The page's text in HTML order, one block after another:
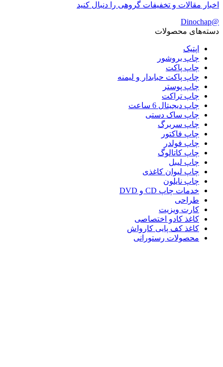
اخبار مقالات و تخفیفات گروهی را دنبال کنید
@Dinochap
دسته‌های محصولات
اپتیک
چاپ بروشور
چاپ پاکت
چاپ پاکت حبابدار و لیمنه
چاپ پوستر
چاپ تراکت
چاپ دیجیتال 6 ساعت
چاپ ساک دستی
چاپ سربرگ
چاپ فاکتور
چاپ فولدر
چاپ کاتالوگ
چاپ لیبل
چاپ لیوان کاغذی
چاپ نایلون
خدمات چاپ CD و DVD
طراحی
کارت ویزیت
کاغذ کادو اختصاصی
کاغذ کف پایی کارواش
محصولات رستورانی